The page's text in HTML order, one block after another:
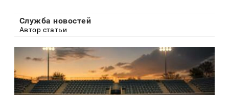
Служба новостей
Автор статьи